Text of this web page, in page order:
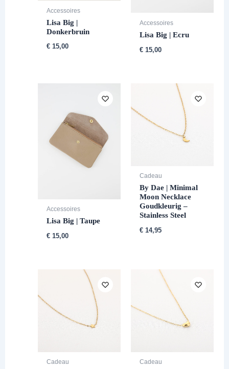
Accessoires
Lisa Big |
Donkerbruin
€ 15,00
Accessoires
Lisa Big | Ecru
€ 15,00
Accessoires
Lisa Big | Taupe
€ 15,00
Cadeau
By Dae | Minimal
Moon Necklace
Goudkleurig –
Stainless Steel
€ 14,95
Cadeau Cadeau